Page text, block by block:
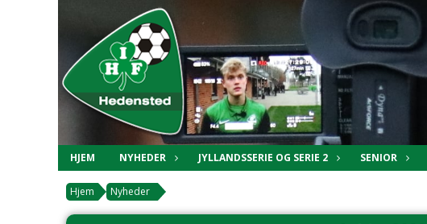
HJEM NYHEDER JYLLANDSSERIE OG SERIE 2 SENIOR
Hjem Nyheder